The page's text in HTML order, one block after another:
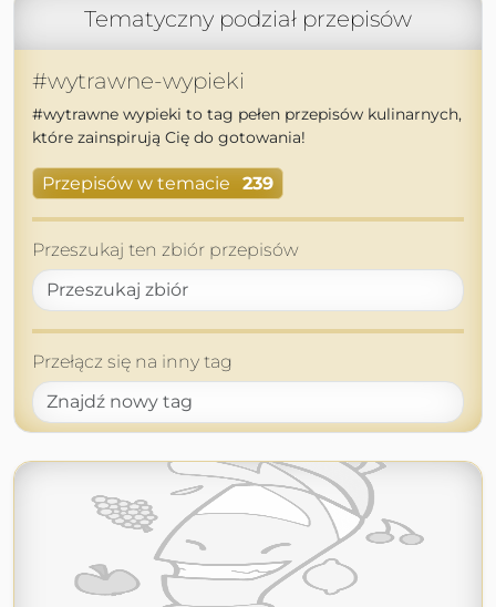
Tematyczny podział przepisów
#wytrawne-wypieki
#wytrawne wypieki to tag pełen przepisów kulinarnych,
które zainspirują Cię do gotowania!
Przepisów w temacie 239
Przeszukaj ten zbiór przepisów
Przełącz się na inny tag